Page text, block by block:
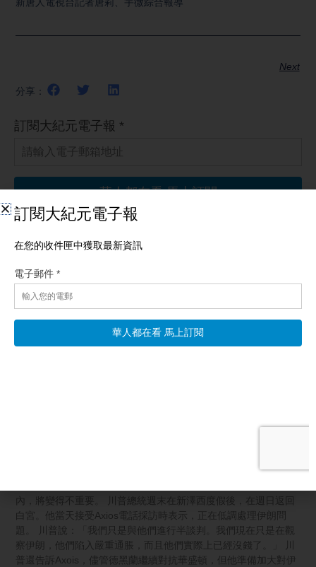
Next
分享：
美國消費者帶來的負面影響有所減輕。而美國財政部長貝森特表
內，將變得不重要。 川普總統週末在新澤西度假後，在週日返回
白宮。他當天接受Axios電話採訪時表示，正在低調處理伊朗問
題。 川普說：「我們只是與他們進行半談判。我們現在只是在觀
察伊朗，他們陷入嚴重通脹，而且他們實際上已經沒錢了。」 川
普還告訴Axois，儘管德黑蘭繼續對抗華盛頓，但他準備加大對伊